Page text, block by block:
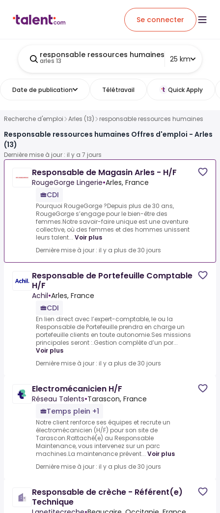
Se connecter
responsable ressources humaines
arles 13 25 km
Date de publication Télétravail Quick Apply
Recherche d'emploi Arles (13) responsable ressources humaines
Responsable ressources humaines Offres d'emploi - Arles
(13)
Dernière mise à jour : il y a 7 jours
Responsable de Magasin Arles - H/F
RougeGorge Lingerie•Arles, France
CDI
Pourquoi RougeGorge ?Depuis plus de 30 ans,
RougeGorge s’engage pour le bien-être des
femmes.Notre savoir-faire unique est une aventure
collective, où des femmes et des hommes unissent
leurs talent... Voir plus
Dernière mise à jour : il y a plus de 30 jours
Responsable de Portefeuille Comptable
H/F
Achil•Arles, France
CDI
En lien direct avec l’expert-comptable, le ou la
Responsable de Portefeuille prendra en charge un
portefeuille clients en toute autonomie.Ses missions
principales seront :.Gestion complète d’un por...
Voir plus
Dernière mise à jour : il y a plus de 30 jours
Electromécanicien H/F
Réseau Talents•Tarascon, France
Temps plein +1
Notre client renforce ses équipes et recrute un
électromécanicien (H/F) pour son site de
Tarascon.Rattaché(e) au Responsable
Maintenance, vous intervenez sur un parc
machines.La maintenance prévent... Voir plus
Dernière mise à jour : il y a plus de 30 jours
Responsable de crèche - Référent(e)
Technique